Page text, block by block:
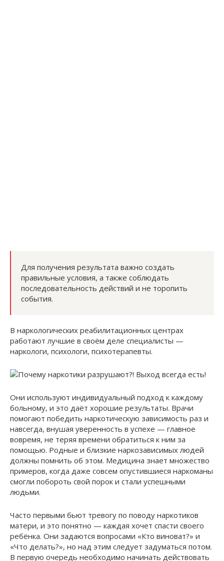
Для получения результата важно создать
правильные условия, а также соблюдать
последовательность действий и не торопить
события.
В наркологических реабилитационных центрах
работают лучшие в своём деле специалисты —
наркологи, психологи, психотерапевты.
Они используют индивидуальный подход к каждому
больному, и это даёт хорошие результаты. Врачи
помогают победить наркотическую зависимость раз и
навсегда, внушая уверенность в успехе — главное
вовремя, не теряя времени обратиться к ним за
помощью. Родные и близкие наркозависимых людей
должны помнить об этом. Медицина знает множество
примеров, когда даже совсем опустившиеся наркоманы
смогли побороть свой порок и стали успешными
людьми.
Часто первыми бьют тревогу по поводу наркотиков
матери, и это понятно — каждая хочет спасти своего
ребёнка. Они задаются вопросами «Кто виноват?» и
«Что делать?», но над этим следует задуматься потом.
В первую очередь необходимо начинать действовать